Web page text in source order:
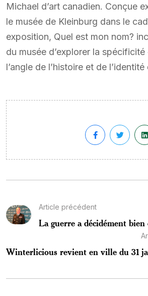
Michael d’art canadien. Conçue
le musée de Kleinburg dans le
exposition, Quel est mon nom?
du musée d’explorer la
l’angle de l’histoire et de
Article précédent
La guerre a décidément bien
Winterlicious revient en ville du 31